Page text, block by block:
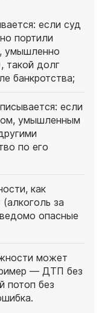
если суд
портили
умышленно
такой долг
банкротства;
если
умышленным
по его
как
за
опасные
может
— ДТП без
потоп без